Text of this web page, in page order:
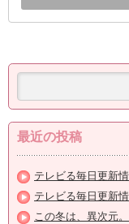
最近の投稿
テレビる毎日更新
テレビる毎日更新
この冬は、異次元。